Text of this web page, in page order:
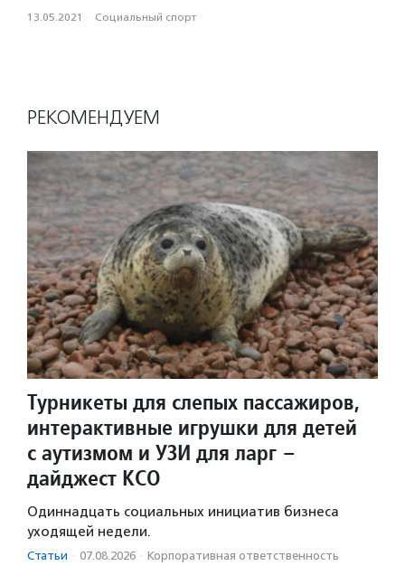
13.05.2021 · Социальный спорт
РЕКОМЕНДУЕМ
Турникеты для слепых пассажиров,
интерактивные игрушки для детей
с аутизмом и УЗИ для ларг –
дайджест КСО
Одиннадцать социальных инициатив бизнеса
уходящей недели.
Статьи · 07.08.2026 · Корпоративная ответственность